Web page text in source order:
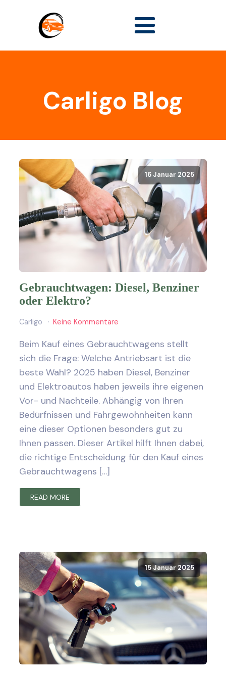
Carligo Blog
16 Januar 2025
Gebrauchtwagen: Diesel, Benziner
oder Elektro?
Carligo Keine Kommentare
Beim Kauf eines Gebrauchtwagens stellt
sich die Frage: Welche Antriebsart ist die
beste Wahl? 2025 haben Diesel, Benziner
und Elektroautos haben jeweils ihre eigenen
Vor- und Nachteile. Abhängig von Ihren
Bedürfnissen und Fahrgewohnheiten kann
eine dieser Optionen besonders gut zu
Ihnen passen. Dieser Artikel hilft Ihnen dabei,
die richtige Entscheidung für den Kauf eines
Gebrauchtwagens […]
READ MORE
15 Januar 2025